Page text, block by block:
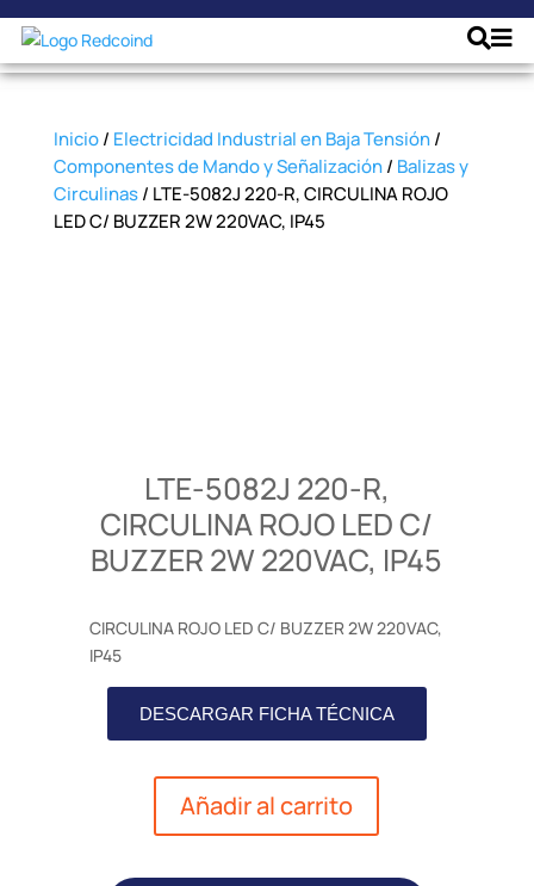
Inicio/ Electricidad Industrial en Baja Tensión/
Componentes de Mando y Señalización/ Balizas y
Circulinas/ LTE-5082J 220-R, CIRCULINA ROJO
LED C/ BUZZER 2W 220VAC, IP45
LTE-5082J 220-R,
CIRCULINA ROJO LED C/
BUZZER 2W 220VAC, IP45
CIRCULINA ROJO LED C/ BUZZER 2W 220VAC,
IP45
DESCARGAR FICHA TÉCNICA
Añadir al carrito